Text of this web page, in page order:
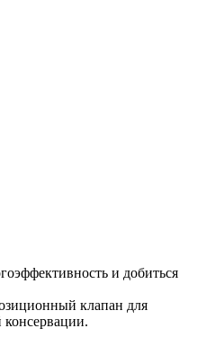
и добиться
клапан для